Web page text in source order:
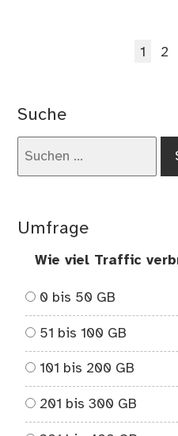
Beiträge
Seite
1 2
Suche
Umfrage
Wie viel Traffic
0 bis 50 GB
51 bis 100 GB
101 bis 200 GB
201 bis 300 GB